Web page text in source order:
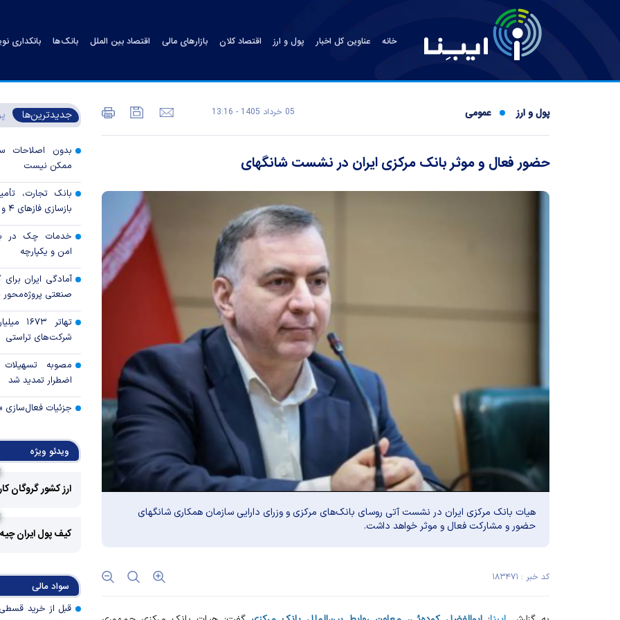
خانه عناوین کل اخبار پول و ارز اقتصاد کلان بازارهای مالی اقتصاد بین الملل بانک‌ها بانکداری
پول و ارز عمومی 05 خرداد 1405 - 13:16
حضور فعال و موثر بانک مرکزی ایران در نشست شانگهای
هیات بانک مرکزی ایران در نشست آتی روسای بانک‌های مرکزی و وزرای دارایی سازمان همکاری شانگهای
حضور و مشارکت فعال و موثر خواهد داشت.
کد خبر : ۱۸۳۴۷۱
جدیدترین‌ها
بدون اصلاحات
ممکن نیست
بانک تجارت،
بازسازی فاز‌های ۴ و ۵ پارس جنوبی
خدمات چک در
امن و یکپارچه
آمادگی ایران
صنعتی
تهاتر
شرکت‌های تراستی
مصوبه
اضطرار تمدید شد
جزئیات فعال‌سازی
استفاده
رالی وال‌استریت،
جهان با
توسط بانک
پروژه‌ها در اولویت
ویدئو ویژه
ارز کشور گروگان
کیف پول ایران
سواد مالی